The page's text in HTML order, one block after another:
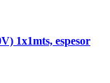
1x1mts, espesor